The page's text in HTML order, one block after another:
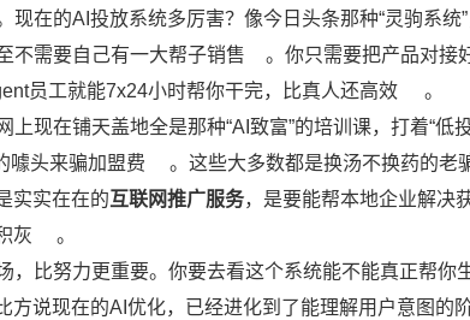
在的AI投放系统多厉害？像今日头条那种“灵驹系统
不需要自己有一大帮子销售
。你只需要把产品对接
员工就能7x24小时帮你干完，比真人还高效
。
现在铺天盖地全是那种“AI致富”的培训课，打着“低
噱头来骗加盟费
。这些大多数都是换汤不换药的老
实实在在的互联网推广服务，是要能帮本地企业解决
灰
。
比努力更重要。你要去看这个系统能不能真正帮你
说现在的AI优化，已经进化到了能理解用户意图的阶